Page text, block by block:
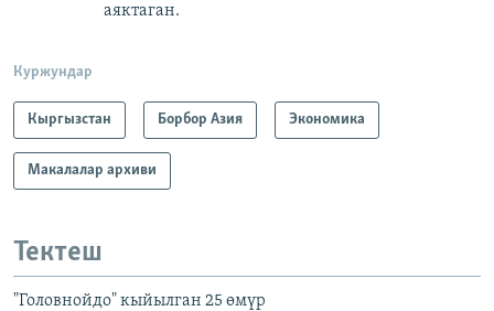
аяктаган.
Куржундар
Кыргызстан Борбор Азия Экономика
Макалалар архиви
Тектеш
"Головнойдо" кыйылган 25 өмүр